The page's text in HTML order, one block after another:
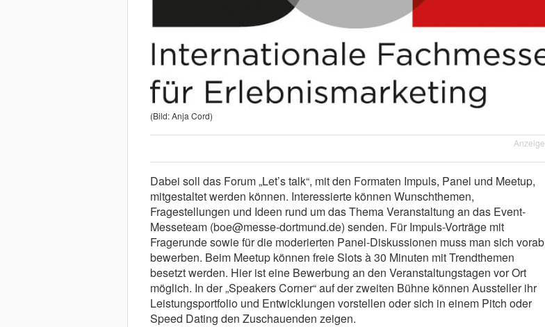
(Bild: Anja Cord)
Anzeige
Dabei soll das Forum „Let’s talk“, mit den Formaten Impuls, Panel und Meetup,
mitgestaltet werden können. Interessierte können Wunschthemen,
Fragestellungen und Ideen rund um das Thema Veranstaltung an das Event-
Messeteam (boe@messe-dortmund.de) senden. Für Impuls-Vorträge mit
Fragerunde sowie für die moderierten Panel-Diskussionen muss man sich vorab
bewerben. Beim Meetup können freie Slots à 30 Minuten mit Trendthemen
besetzt werden. Hier ist eine Bewerbung an den Veranstaltungstagen vor Ort
möglich. In der „Speakers Corner“ auf der zweiten Bühne können Aussteller ihr
Leistungsportfolio und Entwicklungen vorstellen oder sich in einem Pitch oder
Speed Dating den Zuschauenden zeigen.